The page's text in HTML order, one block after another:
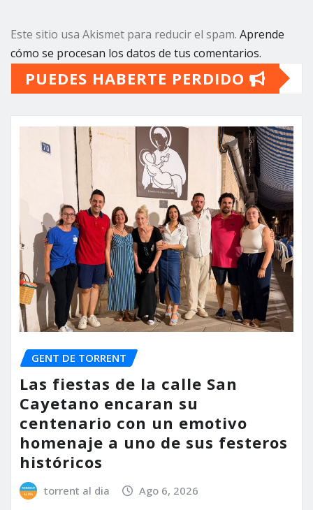
Este sitio usa Akismet para reducir el spam. Aprende
cómo se procesan los datos de tus comentarios.
PUEDES HABERTE PERDIDO
GENT DE TORRENT
Las fiestas de la calle San
Cayetano encaran su
centenario con un emotivo
homenaje a uno de sus festeros
históricos
torrent al dia Ago 6, 2026